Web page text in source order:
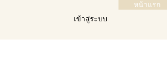
เข้าสู่ระบบ
หน้าแรก